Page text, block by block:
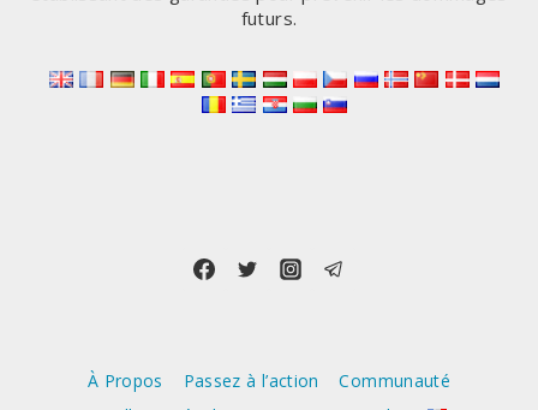
futurs.
À Propos Passez à l’action
Communauté